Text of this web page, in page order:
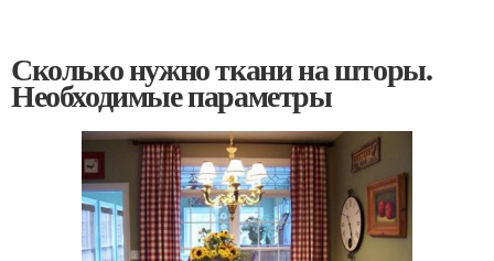
Сколько нужно ткани на шторы.
Необходимые параметры